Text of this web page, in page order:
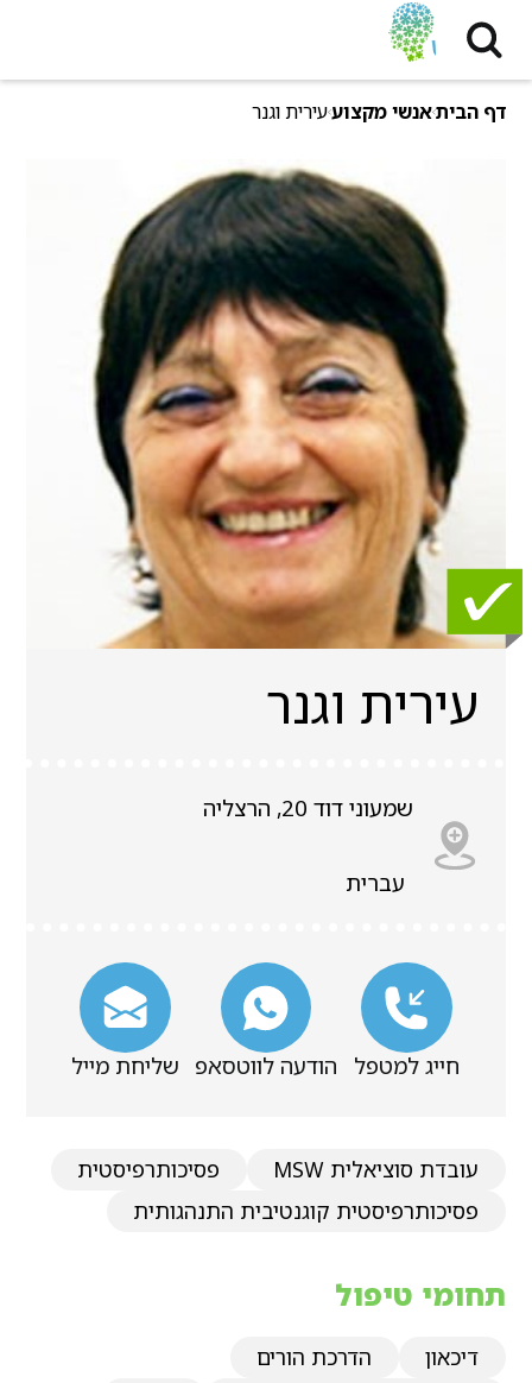
דף הביתאנשי מקצועעירית וגנר
עירית וגנר
שמעוני דוד 20, הרצליה
עברית
חייג למטפל הודעה לווטסאפ שליחת מייל
עובדת סוציאלית MSW
פסיכותרפיסטית
פסיכותרפיסטית קוגנטיבית התנהגותית
תחומי טיפול
דיכאון
הדרכת הורים